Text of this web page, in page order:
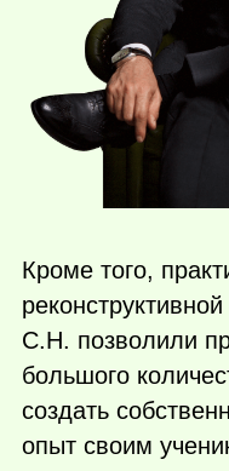
Кроме того,
С.Н. позволили
большого
создать
опыт своим